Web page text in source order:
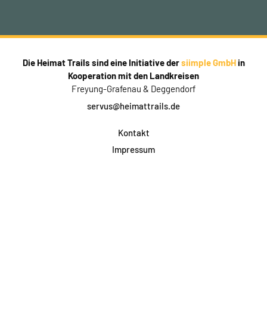
Die Heimat Trails sind eine Initiative dersiimple GmbHin
Kooperation mit den Landkreisen
Freyung-Grafenau & Deggendorf
servus@heimattrails.de
Kontakt
Impressum